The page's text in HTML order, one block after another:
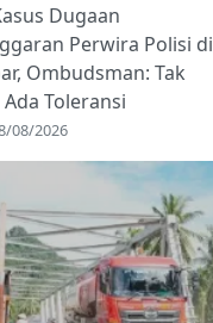
Dugaan
Perwira Polisi di
Ombudsman: Tak
Toleransi
08/2026